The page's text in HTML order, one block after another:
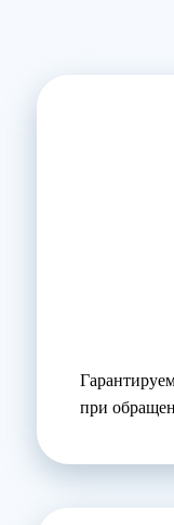
при